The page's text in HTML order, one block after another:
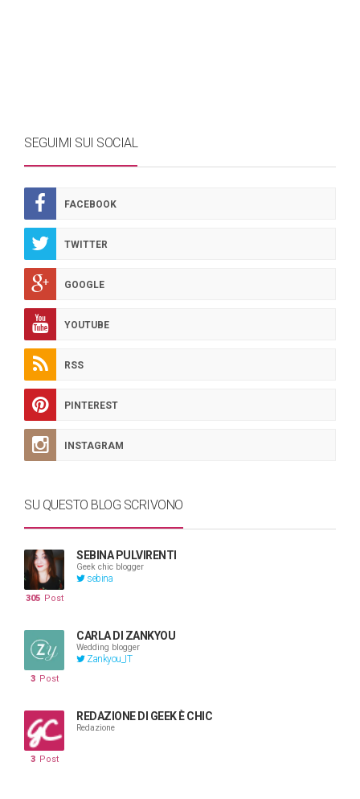
SEGUIMI SUI SOCIAL
FACEBOOK
TWITTER
GOOGLE
YOUTUBE
RSS
PINTEREST
INSTAGRAM
SU QUESTO BLOG SCRIVONO
SEBINA PULVIRENTI
Geek chic blogger
sebina
305 Post
CARLA DI ZANKYOU
Wedding blogger
Zankyou_IT
3 Post
REDAZIONE DI GEEK È CHIC
Redazione
3 Post